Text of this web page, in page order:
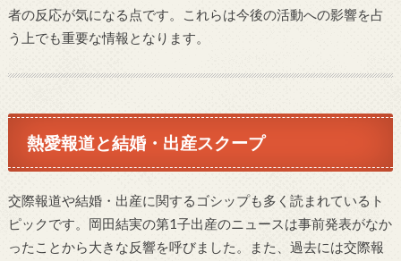
者の反応が気になる点です。これらは今後の活動への影響を占
う上でも重要な情報となります。
熱愛報道と結婚・出産スクープ
交際報道や結婚・出産に関するゴシップも多く読まれているト
ピックです。岡田結実の第1子出産のニュースは事前発表がなか
ったことから大きな反響を呼びました。また、過去には交際報